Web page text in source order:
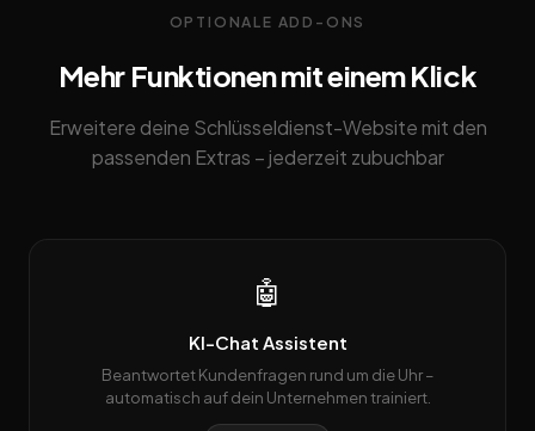
OPTIONALE ADD-ONS
Mehr Funktionen mit einem Klick
Erweitere deine Schlüsseldienst-Website mit den
passenden Extras – jederzeit zubuchbar
🤖
KI-Chat Assistent
Beantwortet Kundenfragen rund um die Uhr –
automatisch auf dein Unternehmen trainiert.